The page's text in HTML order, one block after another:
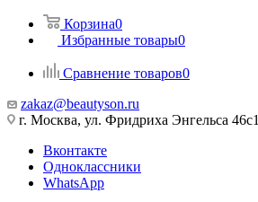
Корзина0
Избранные товары0
Сравнение товаров0
zakaz@beautyson.ru
г. Москва, ул. Фридриха Энгельса 46с1
Вконтакте
Одноклассники
WhatsApp